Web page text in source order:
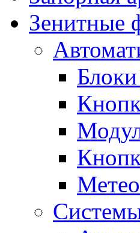
Зенитные